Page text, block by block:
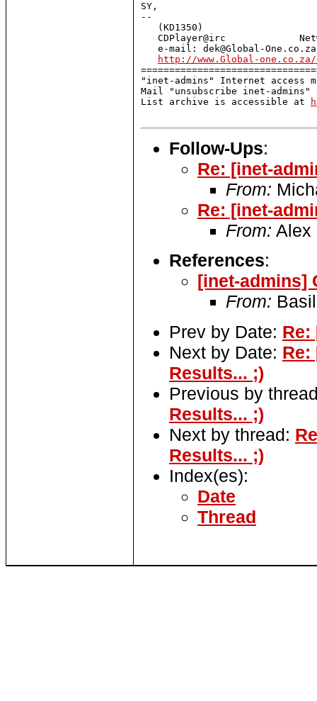
SY,
--
(KD1350)
CDPlayer@irc
e-mail: dek@Global-
http://www.Global-one.co.za/
"inet-admins" Internet access
Mail "unsubscribe inet-
List archive is accessible at
Follow-Ups:
Re: [inet-
From:
Re: [inet-
From: Alex
References:
[inet-admins]
From:
Prev by Date: Re:
Next by Date: Re:
Results... ;)
Previous by
Results... ;)
Next by thread:
Results... ;)
Index(es):
Date
Thread